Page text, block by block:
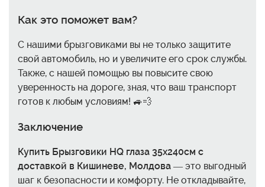
Как это поможет вам?
С нашими брызговиками вы не только защитите
свой автомобиль, но и увеличите его срок службы.
Также, с нашей помощью вы повысите свою
уверенность на дороге, зная, что ваш транспорт
готов к любым условиям! 🚙💨
Заключение
Купить Брызговики HQ глаза 35x240см с
доставкой в Кишиневе, Молдова — это выгодный
шаг к безопасности и комфорту. Не откладывайте,